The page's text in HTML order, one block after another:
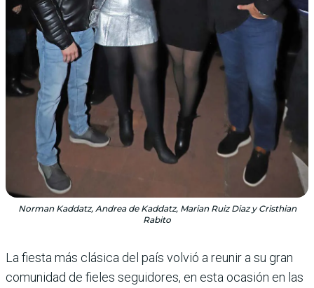
Norman Kaddatz, Andrea de Kaddatz, Marian Ruiz Diaz y Cristhian
Rabito
La fiesta más clásica del país vol­vió a reunir a su gran
comuni­dad de fieles seguidores, en esta ocasión en las